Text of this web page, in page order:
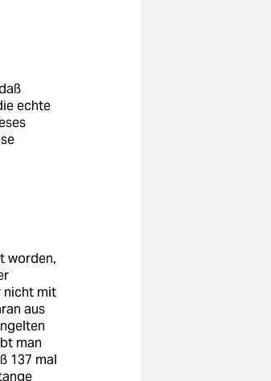
echte
worden,
nicht mit
aus
man
137 mal